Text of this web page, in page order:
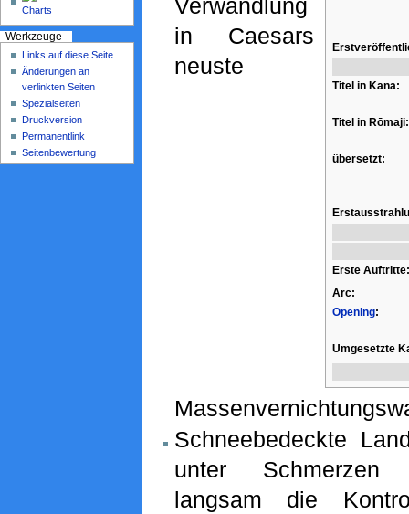
Titel in Kana:
Titel in Rōmaji:
übersetzt:
Erste Auftritte:
Arc:
Opening:
Umgesetzte
Verwandlung
in Caesars
neuste
Schneebedeckte
unter
langsam die
Werkzeuge
Links auf diese Seite
Änderungen an
verlinkten Seiten
Spezialseiten
Druckversion
Permanentlink
Seitenbewertung